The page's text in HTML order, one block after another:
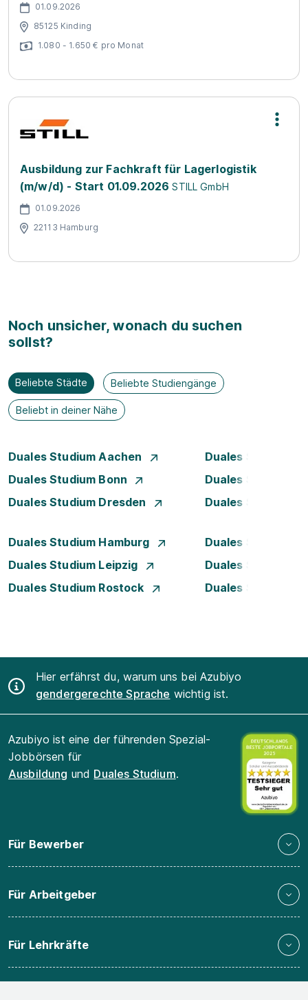
01.09.2026
85125 Kinding
1.080 - 1.650 € pro Monat
Ausbildung zur Fachkraft für Lagerlogistik
(m/w/d) - Start 01.09.2026 STILL GmbH
01.09.2026
22113 Hamburg
Noch unsicher, wonach du suchen
sollst?
Beliebte Städte Beliebte Studiengänge
Beliebt in deiner Nähe
Duales Studium Aachen
Duales Studium
Duales Studium Bonn
Duales Studium
Duales Studium Dresden
Duales Studium
Duales Studium Hamburg
Duales Studium
Duales Studium Leipzig
Duales Studium
Duales Studium Rostock
Duales Studium
Hier erfährst du, warum uns bei Azubiyo
gendergerechte Sprache wichtig ist.
Azubiyo ist eine der führenden Spezial-
Jobbörsen für
Ausbildung und Duales Studium.
Für Bewerber
Für Arbeitgeber
Für Lehrkräfte